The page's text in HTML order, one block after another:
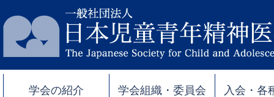
学会の紹介 学会組織・委員会 入会・各